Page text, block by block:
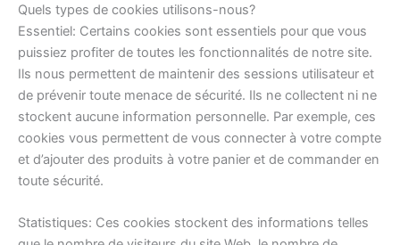
Quels types de cookies utilisons-nous?
Essentiel: Certains cookies sont essentiels pour que vous
puissiez profiter de toutes les fonctionnalités de notre site.
Ils nous permettent de maintenir des sessions utilisateur et
de prévenir toute menace de sécurité. Ils ne collectent ni ne
stockent aucune information personnelle. Par exemple, ces
cookies vous permettent de vous connecter à votre compte
et d’ajouter des produits à votre panier et de commander en
toute sécurité.
Statistiques: Ces cookies stockent des informations telles